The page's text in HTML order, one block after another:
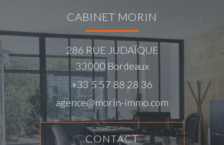
CABINET MORIN
286 RUE JUDAÏQUE
33000 Bordeaux
+33 5 57 88 28 36
agence@morin-immo.com
CONTACT